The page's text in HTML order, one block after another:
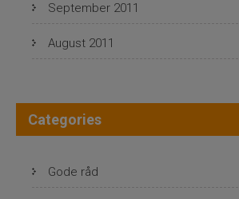
September 2011
August 2011
Categories
Gode råd